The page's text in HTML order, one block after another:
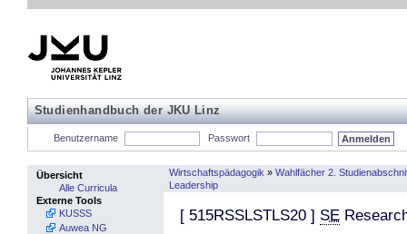
Studienhandbuch der JKU Linz
Benutzername Passwort
Übersicht
Alle Curricula
Externe Tools
KUSSS
Auwea NG
Wirtschaftspädagogik » Wahlfächer 2.
Leadership
[ 515RSSLSTLS20 ] SE